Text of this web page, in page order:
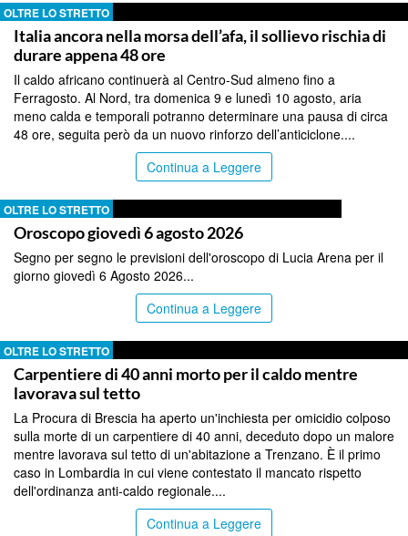
OLTRE LO STRETTO
Italia ancora nella morsa dell’afa, il sollievo rischia di
durare appena 48 ore
Il caldo africano continuerà al Centro-Sud almeno fino a
Ferragosto. Al Nord, tra domenica 9 e lunedì 10 agosto, aria
meno calda e temporali potranno determinare una pausa di circa
48 ore, seguita però da un nuovo rinforzo dell’anticiclone....
Continua a Leggere
OLTRE LO STRETTO
Oroscopo giovedì 6 agosto 2026
Segno per segno le previsioni dell'oroscopo di Lucia Arena per il
giorno giovedì 6 Agosto 2026...
Continua a Leggere
OLTRE LO STRETTO
Carpentiere di 40 anni morto per il caldo mentre
lavorava sul tetto
La Procura di Brescia ha aperto un'inchiesta per omicidio colposo
sulla morte di un carpentiere di 40 anni, deceduto dopo un malore
mentre lavorava sul tetto di un'abitazione a Trenzano. È il primo
caso in Lombardia in cui viene contestato il mancato rispetto
dell'ordinanza anti-caldo regionale....
Continua a Leggere